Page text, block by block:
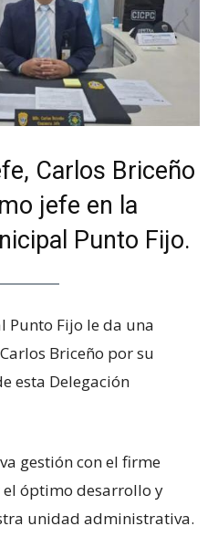
Carlos Briceño
jefe en la
Punto Fijo.
Punto Fijo le da una
Briceño por su
esta Delegación
gestión con el firme
óptimo desarrollo y
unidad administrativa.